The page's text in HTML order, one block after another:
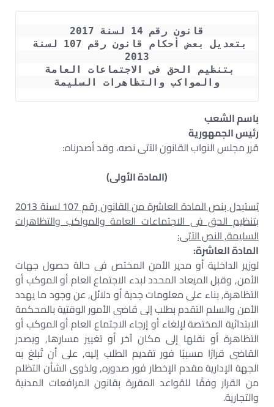
قانون رقم 14 لسنة 2017
2013
والمواكب والتظاهرات السليمة
باسم الشعب
رئيس الجمهورية
قرر مجلس النواب القانون الآتى نصه، وقد أصدرناه:
(المادة الأولى)
يُستبدل بنص المادة العاشرة من القانون رقم 107 لسنة 2013
بتنظيم الحق فى الاجتماعات العامة والمواكب والتظاهرات
السليمة, النص الآتى:
المادة العاشرة:
لوزير الداخلية أو مدير الأمن المختص فى حالة حصول جهات
الأمن, وقبل الميعاد المحدد لبدء الاجتماع العام أو الموكب أو
التظاهرة, بناء على معلومات جدية أو دلائل, عن وجود ما يهدد
الأمن والسلم التقدم بطلب إلى قاضى الأمور الوقتية بالمحكمة
الابتدائية المختصة لإلغاء أو إرجاء الاجتماع العام أو الموكب أو
التظاهرة أو نقلها إلى مكان آخر أو تغيير مسارها, ويصدر
القاضى قرارًا مسببًا فور تقديم الطلب إليه, على أن تُبلغ به
الجهة الإدارية مقدم الإخطار فور صدوره, ولذوى الشأن التظلم
من القرار وفقًا للقواعد المقررة بقانون المرافعات المدنية
والتجارية.